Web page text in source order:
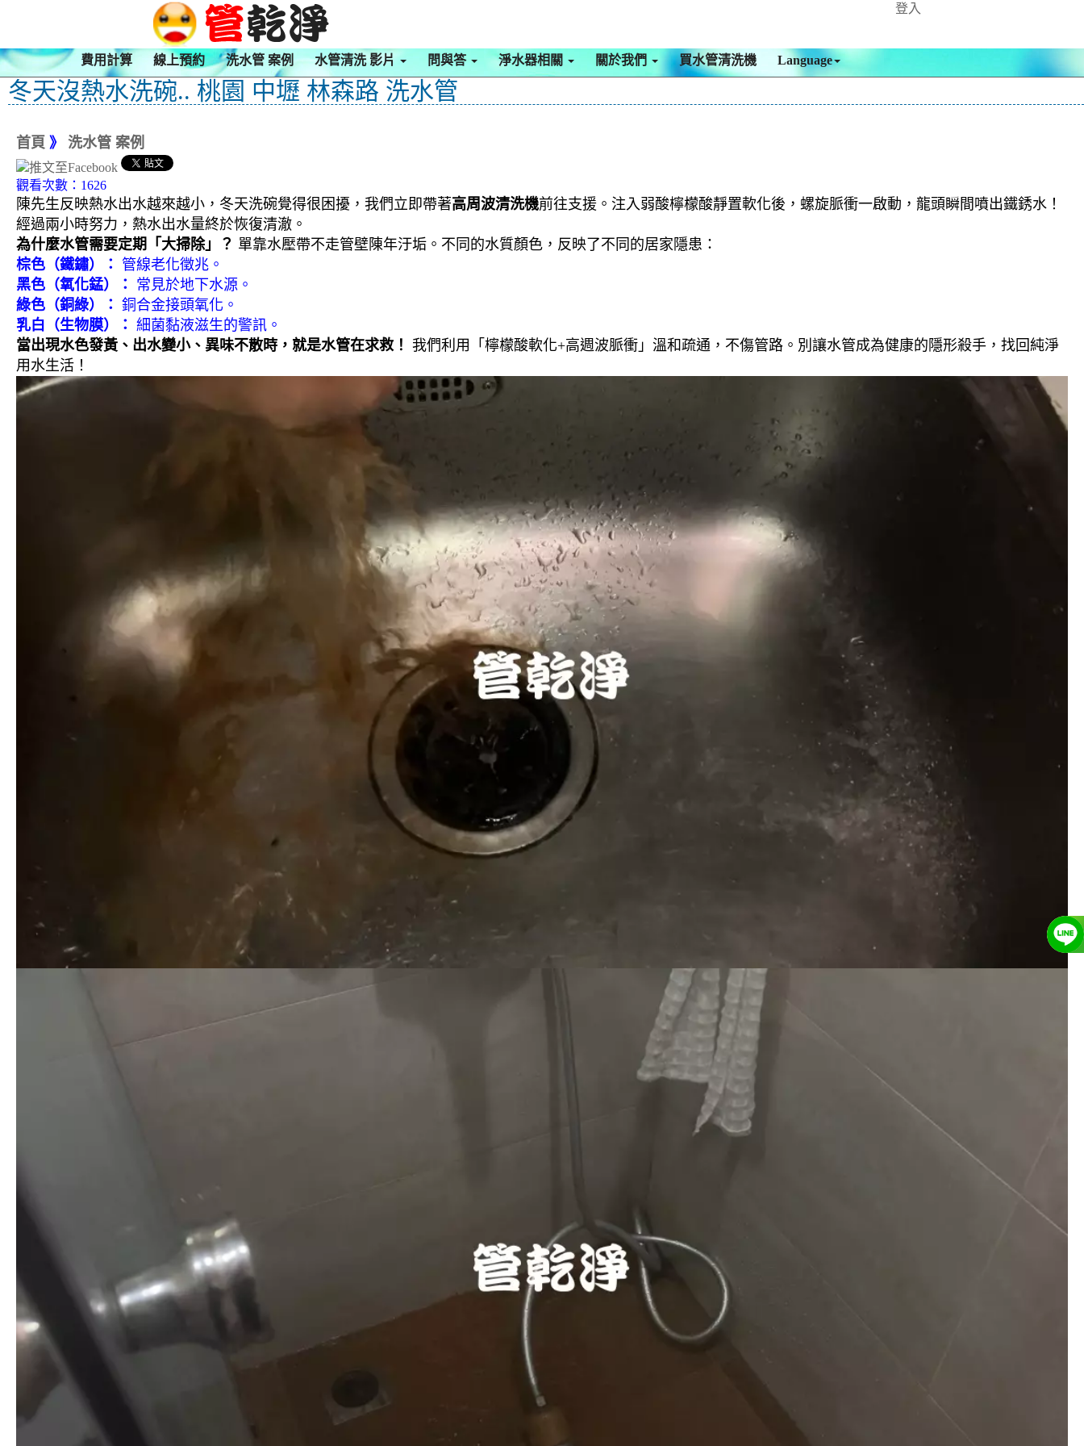
登入
費用計算 線上預約 洗水管 案例 水管清洗 影片 問與答 淨水器相關 關於我們 買水管清洗機 Language
冬天沒熱水洗碗.. 桃園 中壢 林森路 洗水管
首頁 》 洗水管 案例
觀看次數：1626
陳先生反映熱水出水越來越小，冬天洗碗覺得很困擾，我們立即帶著高周波清洗機前往支援。注入弱酸檸檬酸靜置軟化後，螺旋脈衝一啟動，龍頭瞬間噴出鐵銹水！
經過兩小時努力，熱水出水量終於恢復清澈。
為什麼水管需要定期「大掃除」？ 單靠水壓帶不走管壁陳年汙垢。不同的水質顏色，反映了不同的居家隱患：
棕色（鐵鏽）：
管線老化徵兆。
黑色（氧化錳）：
常見於地下水源。
綠色（銅綠）： 銅合金接頭氧化。
乳白（生物膜）： 細菌黏液滋生的警訊。
當出現水色發黃、出水變小、異味不散時，就是水管在求救！
我們利用「檸檬酸軟化+高週波脈衝」溫和疏通，不傷管路。別讓水管成為健康的隱形殺手，找回純淨
用水生活！